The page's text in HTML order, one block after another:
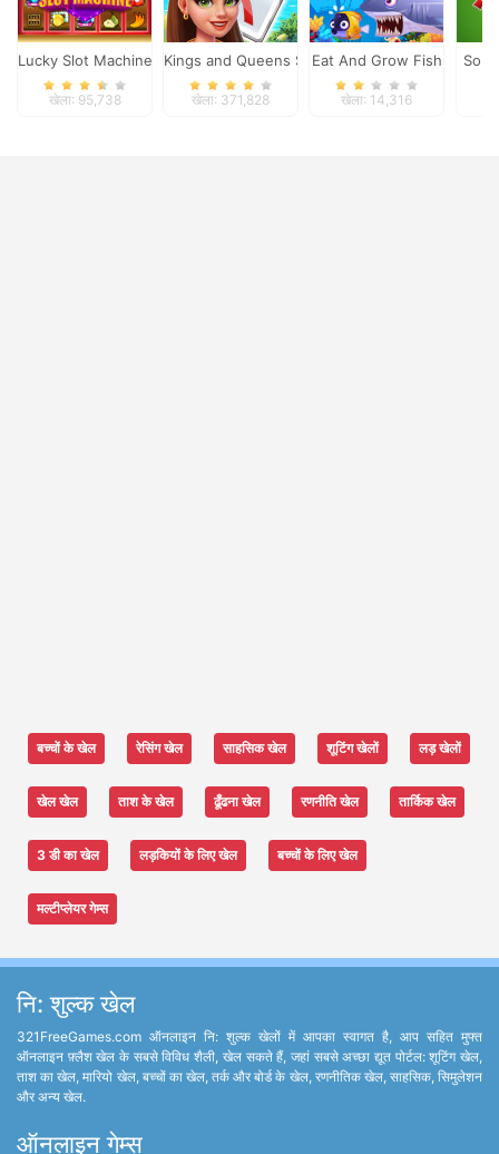
Lucky Slot Machine
खेला: 95,738
Kings and Queens Solitaire Tripeaks
खेला: 371,828
Eat And Grow Fish
खेला: 14,316
बच्चों के खेल रेसिंग खेल साहसिक खेल शूटिंग खेलों लड़ खेलों
खेल खेल ताश के खेल ढूँढना खेल रणनीति खेल तार्किक खेल
3 डी का खेल लड़कियों के लिए खेल बच्चों के लिए खेल
मल्टीप्लेयर गेम्स
नि: शुल्क खेल
321FreeGames.com ऑनलाइन नि: शुल्क खेलों में आपका स्वागत है, आप सहित मुफ्त
ऑनलाइन फ़्लैश खेल के सबसे विविध शैली, खेल सकते हैं, जहां सबसे अच्छा द्यूत पोर्टल: शूटिंग खेल,
ताश का खेल, मारियो खेल, बच्चों का खेल, तर्क और बोर्ड के खेल, रणनीतिक खेल, साहसिक, सिमुलेशन
और अन्य खेल.
ऑनलाइन गेम्स